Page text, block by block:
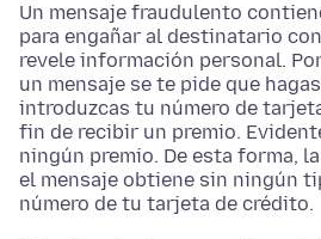
Un mensaje fraudulento
para engañar al destinatario
revele información personal.
un mensaje se te pide que
introduzcas tu número de
fin de recibir un premio.
ningún premio. De esta forma,
el mensaje obtiene sin ningún
número de tu tarjeta de crédito.